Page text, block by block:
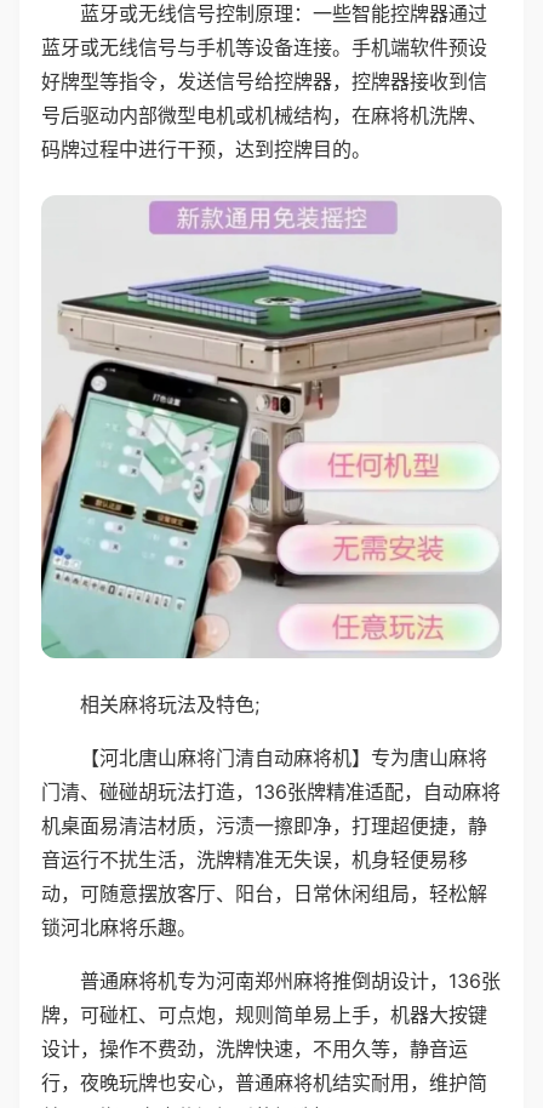
蓝牙或无线信号控制原理：一些智能控牌器通过
蓝牙或无线信号与手机等设备连接。手机端软件预设
好牌型等指令，发送信号给控牌器，控牌器接收到信
号后驱动内部微型电机或机械结构，在麻将机洗牌、
码牌过程中进行干预，达到控牌目的。
相关麻将玩法及特色;
【河北唐山麻将门清自动麻将机】专为唐山麻将
门清、碰碰胡玩法打造，136张牌精准适配，自动麻将
机桌面易清洁材质，污渍一擦即净，打理超便捷，静
音运行不扰生活，洗牌精准无失误，机身轻便易移
动，可随意摆放客厅、阳台，日常休闲组局，轻松解
锁河北麻将乐趣。
普通麻将机专为河南郑州麻将推倒胡设计，136张
牌，可碰杠、可点炮，规则简单易上手，机器大按键
设计，操作不费劲，洗牌快速，不用久等，静音运
行，夜晚玩牌也安心，普通麻将机结实耐用，维护简